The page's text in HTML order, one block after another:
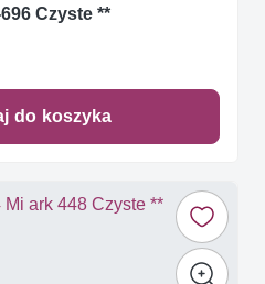
Czyste **
do koszyka